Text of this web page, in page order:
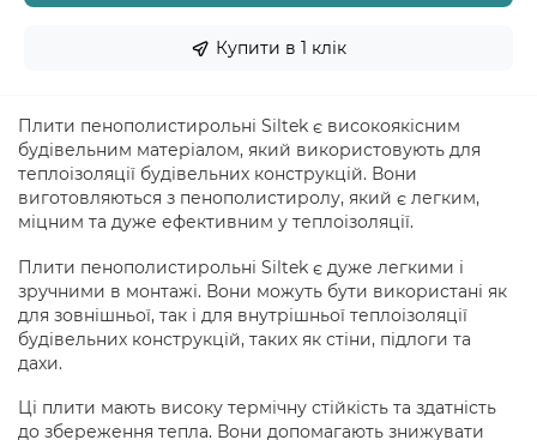
Купити в 1 клік
Плити пенополистирольні Siltek є високоякісним
будівельним матеріалом, який використовують для
теплоізоляції будівельних конструкцій. Вони
виготовляються з пенополистиролу, який є легким,
міцним та дуже ефективним у теплоізоляції.
Плити пенополистирольні Siltek є дуже легкими і
зручними в монтажі. Вони можуть бути використані як
для зовнішньої, так і для внутрішньої теплоізоляції
будівельних конструкцій, таких як стіни, підлоги та
дахи.
Ці плити мають високу термічну стійкість та здатність
до збереження тепла. Вони допомагають знижувати